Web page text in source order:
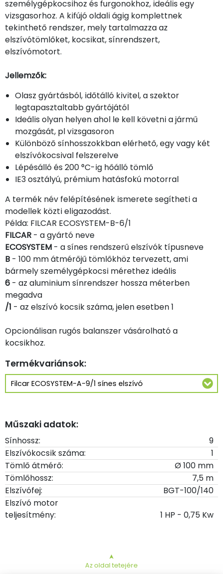
személygépkocsihoz és furgonokhoz, ideális egy
vizsgasorhoz. A kifújó oldali ágig komplettnek
tekinthető rendszer, mely tartalmazza az
elszívótömlőket, kocsikat, sínrendszert,
elszívómotort.
Jellemzők:
Olasz gyártásból, időtálló kivitel, a szektor
legtapasztaltabb gyártójától
Ideális olyan helyen ahol le kell követni a jármű
mozgását, pl vizsgasoron
Különböző sínhosszokkban elérhető, egy vagy két
elszívókocsival felszerelve
Lépésálló és 200 °C-ig hőálló tömlő
IE3 osztályú, prémium hatásfokú motorral
A termék név felépítésének ismerete segítheti a
modellek közti eligazodást.
Példa: FILCAR ECOSYSTEM-B-6/1
FILCAR - a gyártó neve
ECOSYSTEM - a sínes rendszerű elszívók típusneve
B - 100 mm átmérőjű tömlőkhöz tervezett, ami
bármely személygépkocsi mérethez ideális
6 - az aluminium sínrendszer hossza méterben
megadva
/1 - az elszívó kocsik száma, jelen esetben 1
Opcionálisan rugós balanszer vásárolható a
kocsikhoz.
Termékvariánsok:
Műszaki adatok:
Sínhossz:
9
Elszívókocsik száma:
1
Tömlő átmérő:
Ø 100 mm
Tömlőhossz:
7,5 m
Elszívófej:
BGT-100/140
Elszívó motor
teljesítmény:
1 HP - 0,75 Kw
➤
Az oldal tetejére